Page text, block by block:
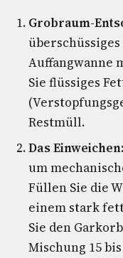
Grobraum-
Auffangwanne
Sie flüssiges
Restmüll.
Das Einweichen:
um
Füllen Sie die
einem stark
Sie den
Mischung 15